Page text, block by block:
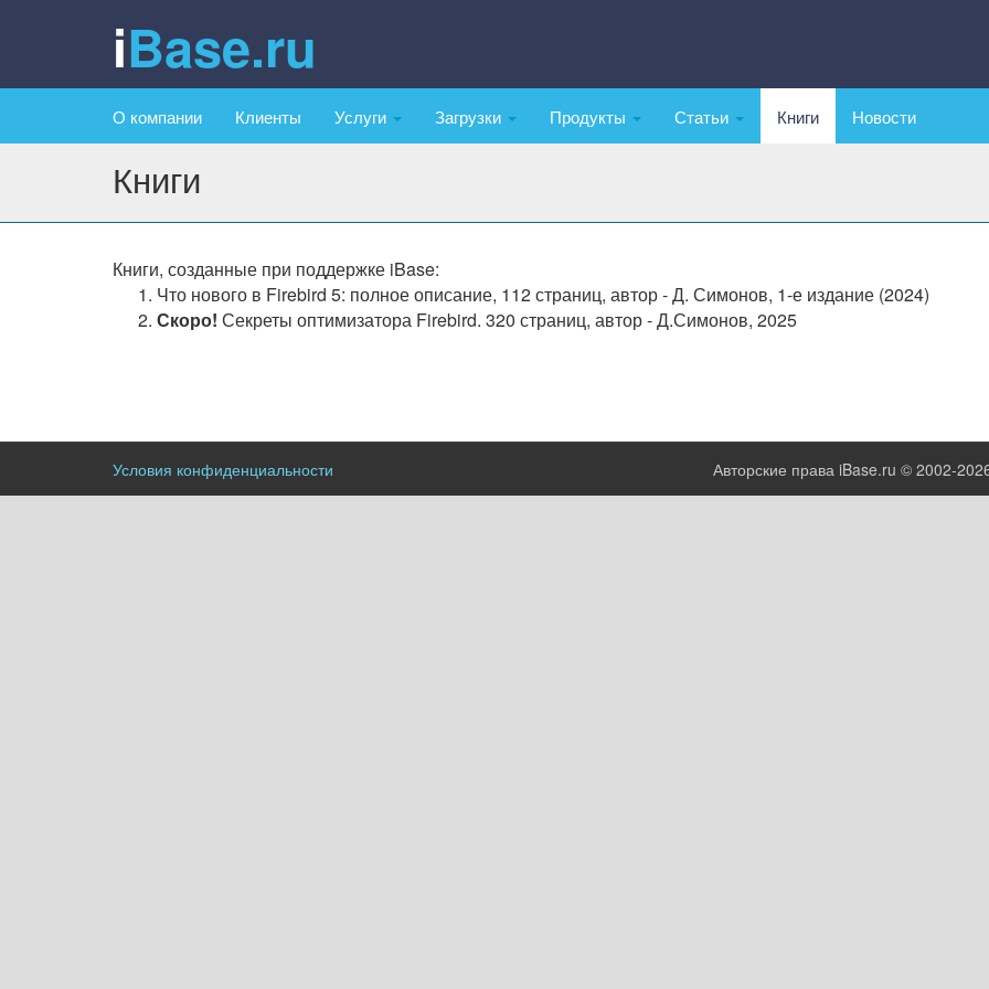
iBase.ru
О компании Клиенты Услуги Загрузки Продукты Статьи Книги Новости
Книги
Книги, созданные при поддержке iBase:
Что нового в Firebird 5: полное описание, 112 страниц, автор - Д. Симонов, 1-е издание (2024)
Скоро! Секреты оптимизатора Firebird. 320 страниц, автор - Д.Симонов, 2025
Условия конфиденциальности Авторские права iBase.ru © 2002-